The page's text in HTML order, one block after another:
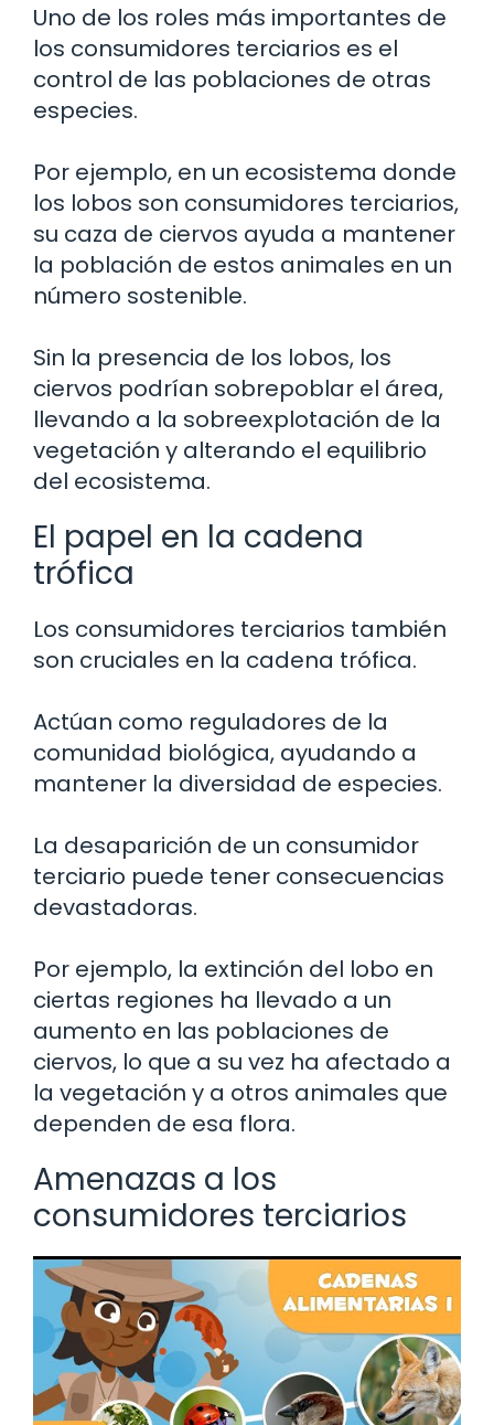
Uno de los roles más importantes de
los consumidores terciarios es el
control de las poblaciones de otras
especies.
Por ejemplo, en un ecosistema donde
los lobos son consumidores terciarios,
su caza de ciervos ayuda a mantener
la población de estos animales en un
número sostenible.
Sin la presencia de los lobos, los
ciervos podrían sobrepoblar el área,
llevando a la sobreexplotación de la
vegetación y alterando el equilibrio
del ecosistema.
El papel en la cadena
trófica
Los consumidores terciarios también
son cruciales en la cadena trófica.
Actúan como reguladores de la
comunidad biológica, ayudando a
mantener la diversidad de especies.
La desaparición de un consumidor
terciario puede tener consecuencias
devastadoras.
Por ejemplo, la extinción del lobo en
ciertas regiones ha llevado a un
aumento en las poblaciones de
ciervos, lo que a su vez ha afectado a
la vegetación y a otros animales que
dependen de esa flora.
Amenazas a los
consumidores terciarios